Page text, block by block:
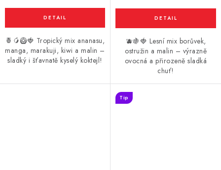
🍍🥭🥝🍓 Tropický mix ananasu,
manga, marakuji, kiwi a malin –
sladký i šťavnatě kyselý koktejl!
🫐🍇🍓 Lesní mix borůvek,
ostružin a malin – výrazně
ovocná a přirozeně sladká
chuť!
Tip